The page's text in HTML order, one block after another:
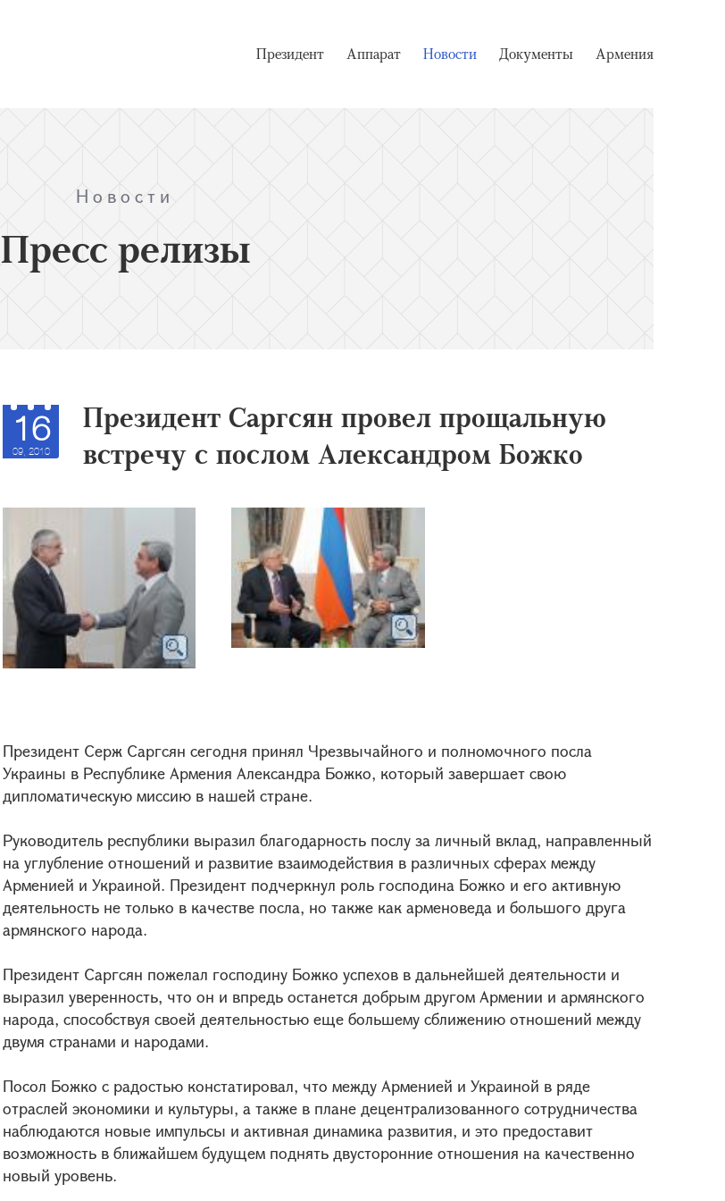
Президент Аппарат Новости Документы Армения
Новости
Пресс релизы
16
09, 2010
Президент Саргсян провел прощальную
встречу с послом Александром Божко
Президент Серж Саргсян сегодня принял Чрезвычайного и полномочного посла
Украины в Республике Армения Александра Божко, который завершает свою
дипломатическую миссию в нашей стране.
Руководитель республики выразил благодарность послу за личный вклад, направленный
на углубление отношений и развитие взаимодействия в различных сферах между
Арменией и Украиной. Президент подчеркнул роль господина Божко и его активную
деятельность не только в качестве посла, но также как арменоведа и большого друга
армянского народа.
Президент Саргсян пожелал господину Божко успехов в дальнейшей деятельности и
выразил уверенность, что он и впредь останется добрым другом Армении и армянского
народа, способствуя своей деятельностью еще большему сближению отношений между
двумя странами и народами.
Посол Божко с радостью констатировал, что между Арменией и Украиной в ряде
отраслей экономики и культуры, а также в плане децентрализованного сотрудничества
наблюдаются новые импульсы и активная динамика развития, и это предоставит
возможность в ближайшем будущем поднять двусторонние отношения на качественно
новый уровень.